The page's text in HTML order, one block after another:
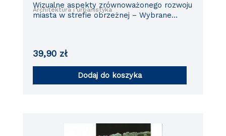
Architektura i urbanistyka
Wizualne aspekty zrównoważonego rozwoju
miasta w strefie obrzeżnej – Wybrane
39,90 zł
Dodaj do koszyka